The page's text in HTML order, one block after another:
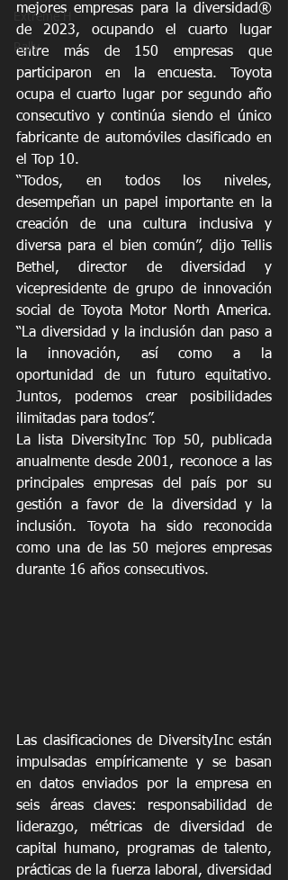
Extreme H
Rally
mejores empresas para la diversidad®
de 2023, ocupando el cuarto lugar
entre más de 150 empresas que
participaron en la encuesta. Toyota
ocupa el cuarto lugar por segundo año
consecutivo y continúa siendo el único
fabricante de automóviles clasificado en
el Top 10.
“Todos, en todos los niveles,
desempeñan un papel importante en la
creación de una cultura inclusiva y
diversa para el bien común”, dijo Tellis
Bethel, director de diversidad y
vicepresidente de grupo de innovación
social de Toyota Motor North America.
“La diversidad y la inclusión dan paso a
la innovación, así como a la
oportunidad de un futuro equitativo.
Juntos, podemos crear posibilidades
ilimitadas para todos”.
La lista DiversityInc Top 50, publicada
anualmente desde 2001, reconoce a las
principales empresas del país por su
gestión a favor de la diversidad y la
inclusión. Toyota ha sido reconocida
como una de las 50 mejores empresas
durante 16 años consecutivos.
Las clasificaciones de DiversityInc están
impulsadas empíricamente y se basan
en datos enviados por la empresa en
seis áreas claves: responsabilidad de
liderazgo, métricas de diversidad de
capital humano, programas de talento,
prácticas de la fuerza laboral, diversidad